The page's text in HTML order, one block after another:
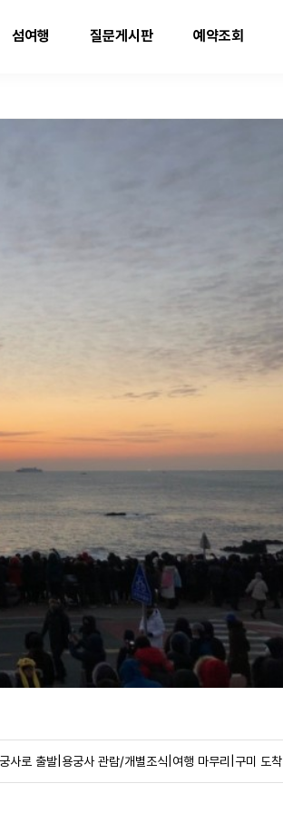
섬여행 질문게시판 예약조회
사로 출발|용궁사 관람/개별조식|여행 마무리|구미 도착